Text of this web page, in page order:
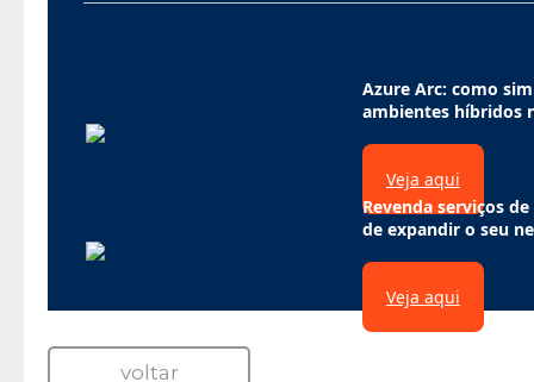
Azure Arc: como
ambientes híbridos
Veja aqui
Revenda serviços
de expandir o seu
Veja aqui
voltar